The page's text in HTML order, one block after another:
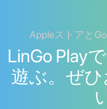
Appleストアと
LinGo Play
遊ぶ。ぜ